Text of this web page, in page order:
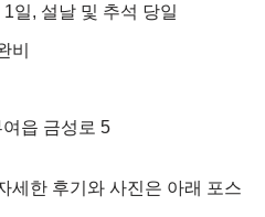
일, 설날 및 추석 당일
비
읍 금성로 5
세한 후기와 사진은 아래 포스